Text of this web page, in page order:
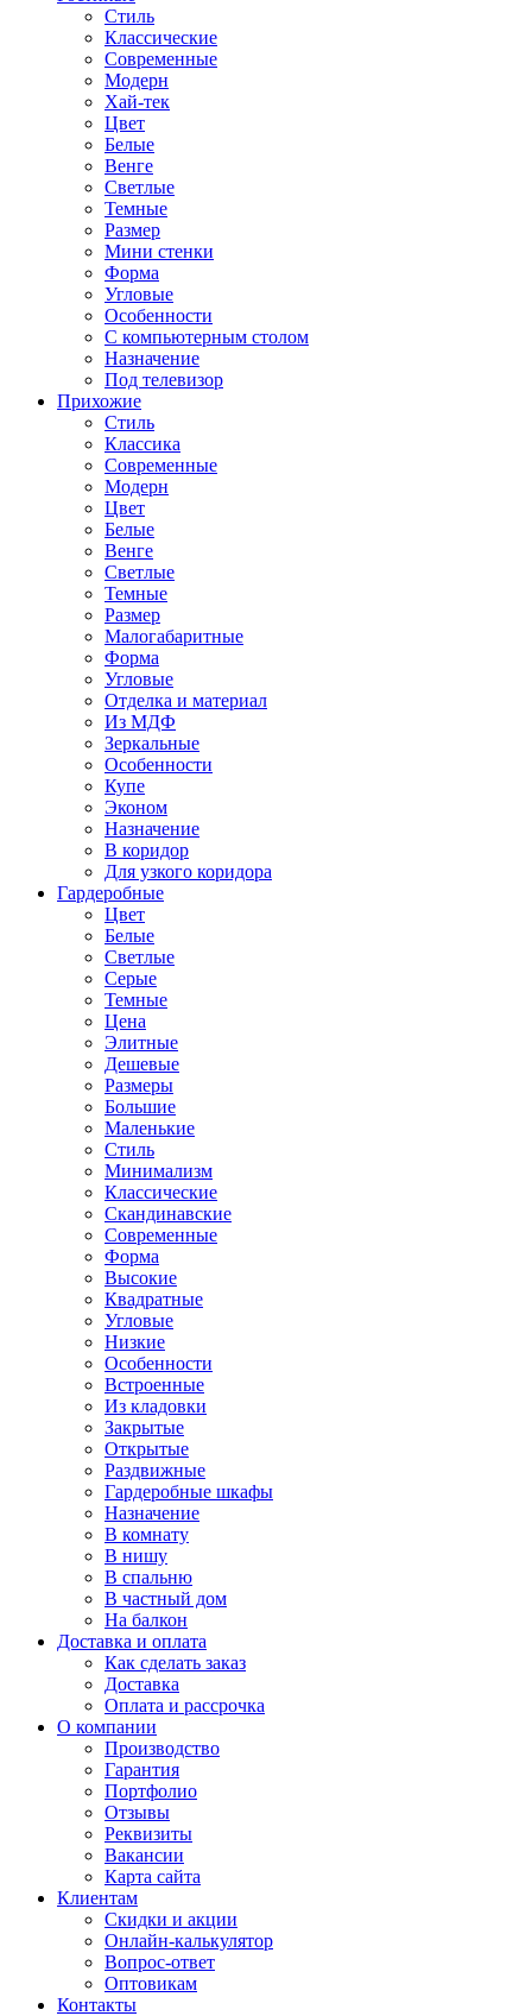
Стиль
Классические
Современные
Модерн
Хай-тек
Цвет
Белые
Венге
Светлые
Темные
Размер
Мини стенки
Форма
Угловые
Особенности
С компьютерным столом
Назначение
Под телевизор
Прихожие
Стиль
Классика
Современные
Модерн
Цвет
Белые
Венге
Светлые
Темные
Размер
Малогабаритные
Форма
Угловые
Отделка и материал
Из МДФ
Зеркальные
Особенности
Купе
Эконом
Назначение
В коридор
Для узкого коридора
Гардеробные
Цвет
Белые
Светлые
Серые
Темные
Цена
Элитные
Дешевые
Размеры
Большие
Маленькие
Стиль
Минимализм
Классические
Скандинавские
Современные
Форма
Высокие
Квадратные
Угловые
Низкие
Особенности
Встроенные
Из кладовки
Закрытые
Открытые
Раздвижные
Гардеробные шкафы
Назначение
В комнату
В нишу
В спальню
В частный дом
На балкон
Доставка и оплата
Как сделать заказ
Доставка
Оплата и рассрочка
О компании
Производство
Гарантия
Портфолио
Отзывы
Реквизиты
Вакансии
Карта сайта
Клиентам
Скидки и акции
Онлайн-калькулятор
Вопрос-ответ
Оптовикам
Контакты